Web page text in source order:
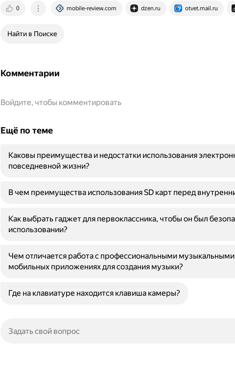
0 mobile-review.com dzen.ru otvet.mail.ru
Найти в Поиске
Комментарии
Войдите, чтобы комментировать
Ещё по теме
Каковы преимущества и недостатки использования
повседневной жизни?
В чем преимущества использования SD карт перед
Как выбрать гаджет для первоклассника, чтобы он был
использовании?
Чем отличается работа с профессиональными
мобильных приложениях для создания музыки?
Где на клавиатуре находится клавиша камеры?